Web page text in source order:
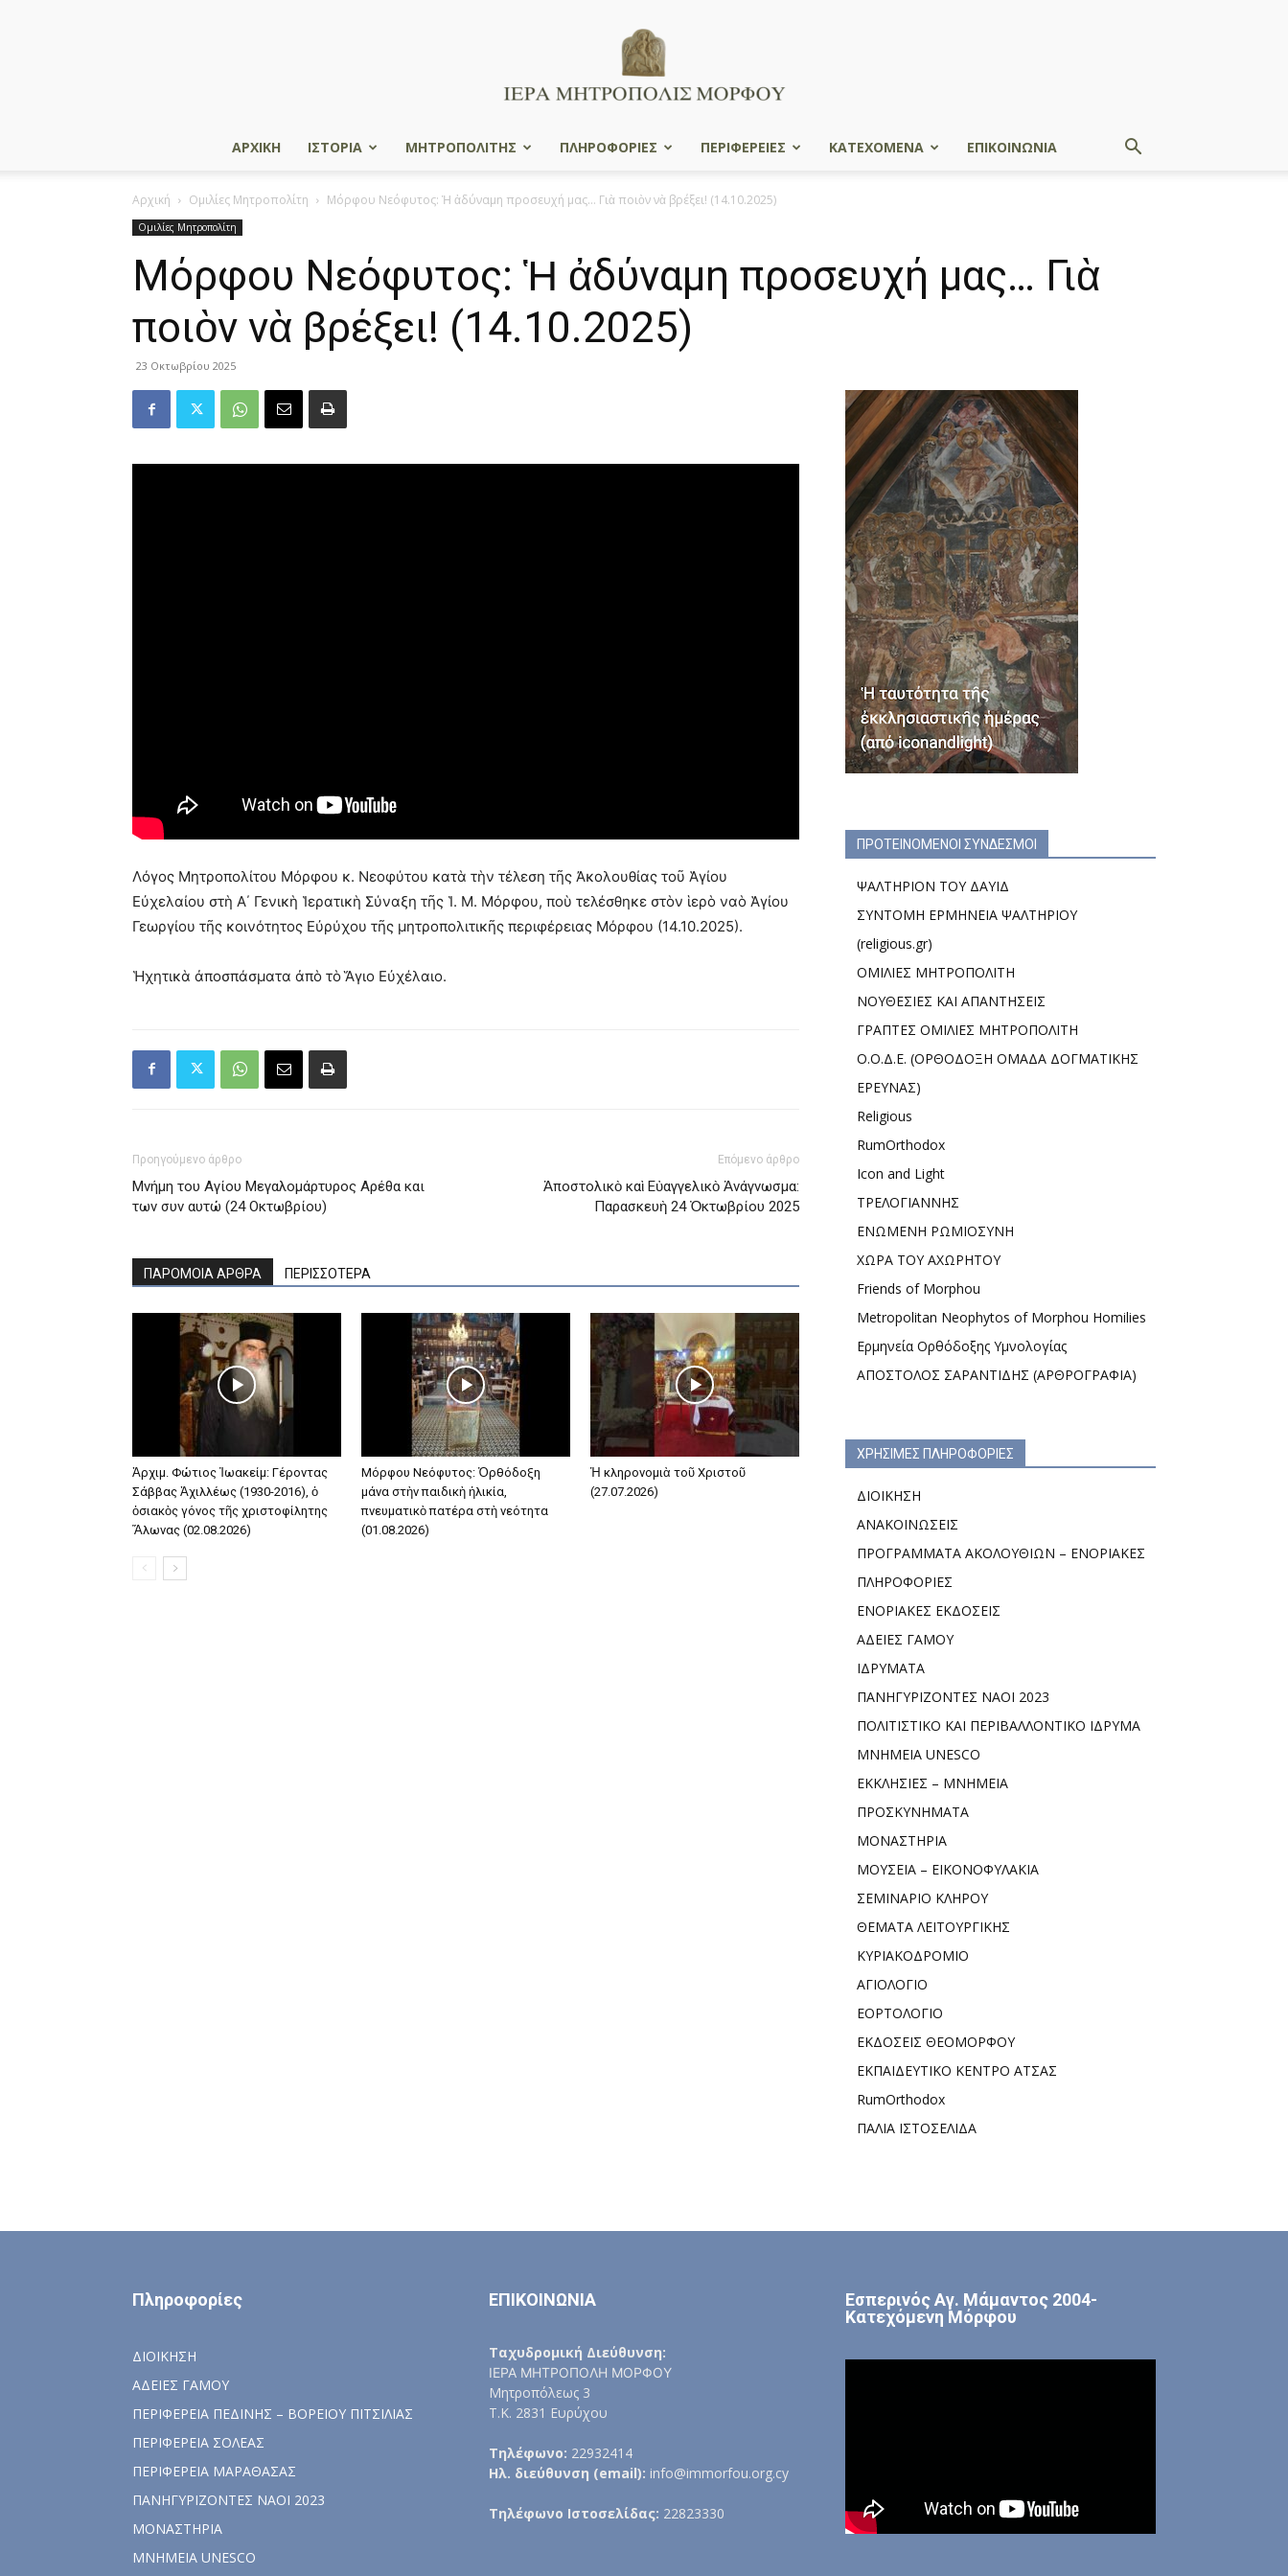
Μητρόπολις
ΑΡΧΙΚΗ ΙΣΤΟΡΙΑ ΜΗΤΡΟΠΟΛΙΤΗΣ ΠΛΗΡΟΦΟΡΙΕΣ ΠΕΡΙΦΕΡΕΙΕΣ ΚΑΤΕΧΟΜΕΝΑ ΕΠΙΚΟΙΝΩΝΙΑ
Αρχική Ομιλίες Μητροπολίτη Μόρφου Νεόφυτος: Ἡ ἀδύναμη προσευχή μας… Γιὰ ποιὸν νὰ βρέξει! (14.10.2025)
Ομιλίες Μητροπολίτη
Μόρφου Νεόφυτος: Ἡ ἀδύναμη προσευχή μας… Γιὰ
ποιὸν νὰ βρέξει! (14.10.2025)
23 Οκτωβρίου 2025
Λόγος Μητροπολίτου Μόρφου κ. Νεοφύτου κατὰ τὴν τέλεση τῆς Ἀκολουθίας τοῦ Ἁγίου
Εὐχελαίου στὴ Α΄ Γενικὴ Ἱερατικὴ Σύναξη τῆς Ἱ. Μ. Μόρφου, ποὺ τελέσθηκε στὸν ἱερὸ ναὸ Ἁγίου
Γεωργίου τῆς κοινότητος Εὐρύχου τῆς μητροπολιτικῆς περιφέρειας Μόρφου (14.10.2025).
Ἡχητικὰ ἀποσπάσματα ἀπὸ τὸ Ἅγιο Εὐχέλαιο.
Προηγούμενο άρθρο
Μνήμη του Aγίου Mεγαλομάρτυρος Αρέθα και
των συν αυτώ (24 Οκτωβρίου)
Επόμενο άρθρο
Ἀποστολικὸ καὶ Εὐαγγελικὸ Ἀνάγνωσμα:
Παρασκευὴ 24 Ὀκτωβρίου 2025
ΠΑΡΟΜΟΙΑ ΑΡΘΡΑ ΠΕΡΙΣΣΟΤΕΡΑ
Ἀρχιμ. Φώτιος Ἰωακείμ: Γέροντας
Σάββας Ἀχιλλέως (1930-2016), ὁ
ὁσιακὸς γόνος τῆς χριστοφίλητης
Ἅλωνας (02.08.2026)
Μόρφου Νεόφυτος: Ὀρθόδοξη
μάνα στὴν παιδικὴ ἡλικία,
πνευματικὸ πατέρα στὴ νεότητα
(01.08.2026)
Ἡ κληρονομιὰ τοῦ Χριστοῦ
(27.07.2026)
ΠΡΟΤΕΙΝΟΜΕΝΟΙ ΣΥΝΔΕΣΜΟΙ
ΨΑΛΤΗΡΙΟΝ ΤΟΥ ΔΑΥΙΔ
ΣΥΝΤΟΜΗ ΕΡΜΗΝΕΙΑ ΨΑΛΤΗΡΙΟΥ
(religious.gr)
ΟΜΙΛΙΕΣ ΜΗΤΡΟΠΟΛΙΤΗ
ΝΟΥΘΕΣΙΕΣ ΚΑΙ ΑΠΑΝΤΗΣΕΙΣ
ΓΡΑΠΤΕΣ ΟΜΙΛΙΕΣ ΜΗΤΡΟΠΟΛΙΤΗ
Ο.Ο.Δ.Ε. (ΟΡΘΟΔΟΞΗ ΟΜΑΔΑ ΔΟΓΜΑΤΙΚΗΣ
ΕΡΕΥΝΑΣ)
Religious
RumOrthodox
Icon and Light
ΤΡΕΛΟΓΙΑΝΝΗΣ
ΕΝΩΜΕΝΗ ΡΩΜΙΟΣΥΝΗ
ΧΩΡΑ ΤΟΥ ΑΧΩΡΗΤΟΥ
Friends of Morphou
Metropolitan Neophytos of Morphou Homilies
Ερμηνεία Ορθόδοξης Υμνολογίας
ΑΠΟΣΤΟΛΟΣ ΣΑΡΑΝΤΙΔΗΣ (ΑΡΘΡΟΓΡΑΦΙΑ)
ΧΡΗΣΙΜΕΣ ΠΛΗΡΟΦΟΡΙΕΣ
ΔΙΟΙΚΗΣΗ
ΑΝΑΚΟΙΝΩΣΕΙΣ
ΠΡΟΓΡΑΜΜΑΤΑ ΑΚΟΛΟΥΘΙΩΝ – ΕΝΟΡΙΑΚΕΣ
ΠΛΗΡΟΦΟΡΙΕΣ
ΕΝΟΡΙΑΚΕΣ ΕΚΔΟΣΕΙΣ
ΑΔΕΙΕΣ ΓΑΜΟΥ
ΙΔΡΥΜΑΤΑ
ΠΑΝΗΓΥΡΙΖΟΝΤΕΣ ΝΑΟΙ 2023
ΠΟΛΙΤΙΣΤΙΚΟ ΚΑΙ ΠΕΡΙΒΑΛΛΟΝΤΙΚΟ ΙΔΡΥΜΑ
ΜΝΗΜΕΙΑ UNESCO
ΕΚΚΛΗΣΙΕΣ – ΜΝΗΜΕΙΑ
ΠΡΟΣΚΥΝΗΜΑΤΑ
ΜΟΝΑΣΤΗΡΙΑ
ΜΟΥΣΕΙΑ – ΕΙΚΟΝΟΦΥΛΑΚΙΑ
ΣΕΜΙΝΑΡΙΟ ΚΛΗΡΟΥ
ΘΕΜΑΤΑ ΛΕΙΤΟΥΡΓΙΚΗΣ
ΚΥΡΙΑΚΟΔΡΟΜΙΟ
ΑΓΙΟΛΟΓΙΟ
ΕΟΡΤΟΛΟΓΙΟ
ΕΚΔΟΣΕΙΣ ΘΕΟΜΟΡΦΟΥ
ΕΚΠΑΙΔΕΥΤΙΚΟ ΚΕΝΤΡΟ ΑΤΣΑΣ
RumOrthodox
ΠΑΛΙΑ ΙΣΤΟΣΕΛΙΔΑ
Πληροφορίες
ΔΙΟΙΚΗΣΗ
ΑΔΕΙΕΣ ΓΑΜΟΥ
ΠΕΡΙΦΕΡΕΙΑ ΠΕΔΙΝΗΣ – ΒΟΡΕΙΟΥ ΠΙΤΣΙΛΙΑΣ
ΠΕΡΙΦΕΡΕΙΑ ΣΟΛΕΑΣ
ΠΕΡΙΦΕΡΕΙΑ ΜΑΡΑΘΑΣΑΣ
ΠΑΝΗΓΥΡΙΖΟΝΤΕΣ ΝΑΟΙ 2023
ΜΟΝΑΣΤΗΡΙΑ
ΜΝΗΜΕΙΑ UNESCO
ΕΠΙΚΟΙΝΩΝΙΑ
Ταχυδρομική Διεύθυνση:
ΙΕΡΑ ΜΗΤΡΟΠΟΛΗ ΜΟΡΦΟΥ
Μητροπόλεως 3
Τ.Κ. 2831 Ευρύχου
Τηλέφωνο: 22932414
Ηλ. διεύθυνση (email): info@immorfou.org.cy
Τηλέφωνο Ιστοσελίδας: 22823330
Εσπερινός Αγ. Μάμαντος 2004-
Κατεχόμενη Μόρφου